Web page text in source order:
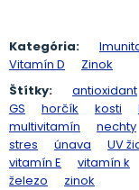
Kategória:
Vitamín D
Zinok
Štítky:
antioxidant
GS
horčík kosti
multivitamín
nechty
stres
únava UV
vitamín E
vitamín k
železo
zinok